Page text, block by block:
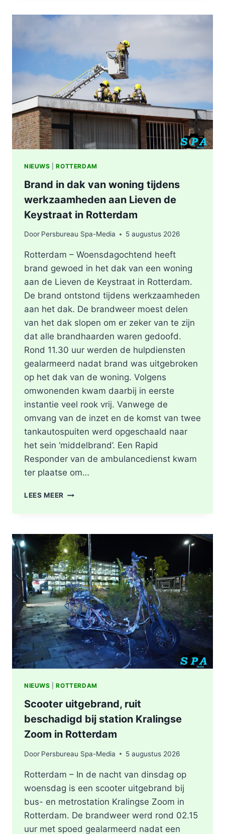
WONING
SENIORENFLAT
WATERTORENWEG
IN
ROTTERDAM
NIEUWS |ROTTERDAM
Brand in dak van woning tijdens
werkzaamheden aan Lieven de
Keystraat in Rotterdam
Door Persbureau Spa-Media 5 augustus 2026
Rotterdam – Woensdagochtend heeft
brand gewoed in het dak van een woning
aan de Lieven de Keystraat in Rotterdam.
De brand ontstond tijdens werkzaamheden
aan het dak. De brandweer moest delen
van het dak slopen om er zeker van te zijn
dat alle brandhaarden waren gedoofd.
Rond 11.30 uur werden de hulpdiensten
gealarmeerd nadat brand was uitgebroken
op het dak van de woning. Volgens
omwonenden kwam daarbij in eerste
instantie veel rook vrij. Vanwege de
omvang van de inzet en de komst van twee
tankautospuiten werd opgeschaald naar
het sein ‘middelbrand’. Een Rapid
Responder van de ambulancedienst kwam
ter plaatse om…
LEES MEER BRAND
WONING
TIJDENS
WERKZAAMHEDEN
AAN
LIEVEN
DE
KEYSTRAAT
IN
ROTTERDAM
NIEUWS |ROTTERDAM
Scooter uitgebrand, ruit
beschadigd bij station Kralingse
Zoom in Rotterdam
Door Persbureau Spa-Media 5 augustus 2026
Rotterdam – In de nacht van dinsdag op
woensdag is een scooter uitgebrand bij
bus- en metrostation Kralingse Zoom in
Rotterdam. De brandweer werd rond 02.15
uur met spoed gealarmeerd nadat een